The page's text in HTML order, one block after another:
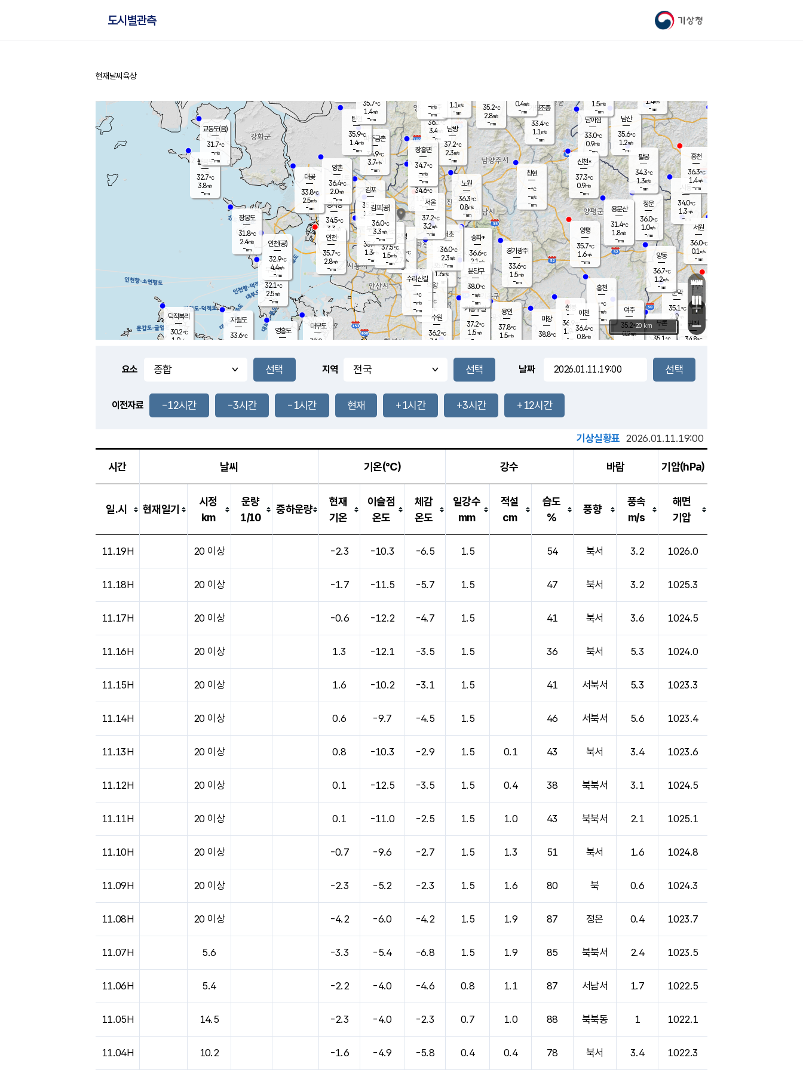
기상청
도시별관측
홈
현재날씨 육상
풍도
5.1m/s
문막
35.1℃
2.0m/s
mm
남이섬
33.0℃
0.9m/s
-mm
무의도
32.1℃
2.5m/s
-mm
영흥도
볼음도
32.7℃
3.8m/s
-mm
자월도
33.6℃
양주
36.1℃
3.4
-mm
부론
35.1 ℃
과천
35.9℃
1.6m/s
- mm
남산
35.6℃
1.2m/s
-mm
장봉도
31.8℃
2.4m/s
-mm
-mm
청운
36.0℃
1.0m/s
-mm
팔봉
34.3℃
1.3m/s
-mm
-mm
용인
37.8℃
1.5m/s
여주
35.2℃
0.2m/s
양동
36.7℃
1.2m/s
-mm
경기광주
33.6℃
1.5m/s
-mm
장호원
1.5m/s
-mm
33.6
℃
대부도
32.0
-
경서동
34.5℃
3.3 m/s
-mm
파주금촌
34.9℃
3.7m/s
-mm
가평조종
33.4℃
1.1 m/s
-mm
35.2℃
2.8m/s
-mm
대곶
33.8℃
2.5m/s
-mm
신천*
37.3℃
0.9m/s
-mm
창현
-℃
-m/s
-mm
탄현
35.9℃
1.4m/s
-mm
0.4m/s
-mm
37.3℃
1.6m/s
-mm
흥천
-℃
-m/s
-mm
마장
38.8℃
의왕
- ℃
m/s
mm
김포
35.7℃
1.8 m/s
mm
설봉
36.9
1.9 m/s
- mm
광명
36.1
℃
2.7 m/s
-mm
부천
35.4℃
1.3m/s
-mm
-mm
양촌
36.4℃
2.0m/s
-mm
구로
37.5℃
1.5m/s
-mm
은평
34.6℃
1.3 m/s
- mm
노원
36.3℃
0.8m/s
-mm
송파*
36.6℃
2.1 m/s
-mm
서초
36.0℃
2.3m/s
-mm
남방
37.2℃
2.3m/s
-mm
기흥구갈
37.2℃
1.5m/s
-
수리산길
-℃
-m/s
-mm
분당구
38.0℃
-m/s
-mm
장흥면
34.7℃
-m/s
-mm
-m/s
-mm
시동
34.0℃
1.3m/s
- mm
귀래
34.8℃
서원
36.0℃
0.1 m/s
-mm
용문산
31.4℃
1.8m/s
-mm
덕적북리
30.2℃
1.9m/s
인천(공)
32.9℃
4.4m/s
-mm
김포(공)
36.0℃
3.3m/s
-mm
교동도(음)
31.7℃
-m/s
-mm
홍천
36.3℃
1.4m/s
-mm
이천
36.4℃
0.8m/s
양평
35.7℃
1.6m/s
-mm
수원
36.2℃
3.1 m/s
인천
35.7℃
2.8m/s
-mm
서울
37.2℃
3.2m/s
-mm
1.4m/s
-mm
35.7℃
1.4m/s
-mm
1.1 m/s
-mm
+
−
20 km
요소 지역 날짜
이전자료 -12시간 -3시간 -1시간 현재 +1시간 +3시간 +12시간
기상실황표 2026.01.11.19:00
시간 날씨 기온(℃) 강수 바람 기압(hPa)
일.시 현재일기
시정
km
운량
1/10
중하운량
현재
기온
이슬점
온도
체감
온도
일강수
mm
적설
cm
습도
%
풍향
풍속
m/s
해면
기압
11.19H 20 이상 -2.3 -10.3 -6.5 1.5 54 북서 3.2 1026.0
11.18H 20 이상 -1.7 -11.5 -5.7 1.5 47 북서 3.2 1025.3
11.17H 20 이상 -0.6 -12.2 -4.7 1.5 41 북서 3.6 1024.5
11.16H 20 이상 1.3 -12.1 -3.5 1.5 36 북서 5.3 1024.0
11.15H 20 이상 1.6 -10.2 -3.1 1.5 41 서북서 5.3 1023.3
11.14H 20 이상 0.6 -9.7 -4.5 1.5 46 서북서 5.6 1023.4
11.13H 20 이상 0.8 -10.3 -2.9 1.5 0.1 43 북서 3.4 1023.6
11.12H 20 이상 0.1 -12.5 -3.5 1.5 0.4 38 북북서 3.1 1024.5
11.11H 20 이상 0.1 -11.0 -2.5 1.5 1.0 43 북북서 2.1 1025.1
11.10H 20 이상 -0.7 -9.6 -2.7 1.5 1.3 51 북서 1.6 1024.8
11.09H 20 이상 -2.3 -5.2 -2.3 1.5 1.6 80 북 0.6 1024.3
11.08H 20 이상 -4.2 -6.0 -4.2 1.5 1.9 87 정온 0.4 1023.7
11.07H 5.6 -3.3 -5.4 -6.8 1.5 1.9 85 북북서 2.4 1023.5
11.06H 5.4 -2.2 -4.0 -4.6 0.8 1.1 87 서남서 1.7 1022.5
11.05H 14.5 -2.3 -4.0 -2.3 0.7 1.0 88 북북동 1 1022.1
11.04H 10.2 -1.6 -4.9 -5.8 0.4 0.4 78 북서 3.4 1022.3